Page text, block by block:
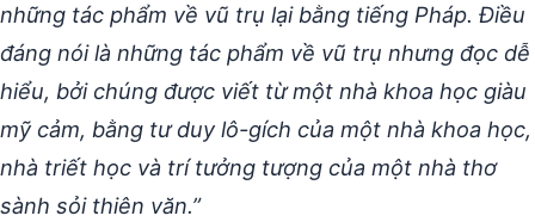
những tác phẩm về vũ trụ lại bằng tiếng Pháp. Điều
đáng nói là những tác phẩm về vũ trụ nhưng đọc dễ
hiểu, bởi chúng được viết từ một nhà khoa học giàu
mỹ cảm, bằng tư duy lô-gích của một nhà khoa học,
nhà triết học và trí tưởng tượng của một nhà thơ
sành sỏi thiên văn.”